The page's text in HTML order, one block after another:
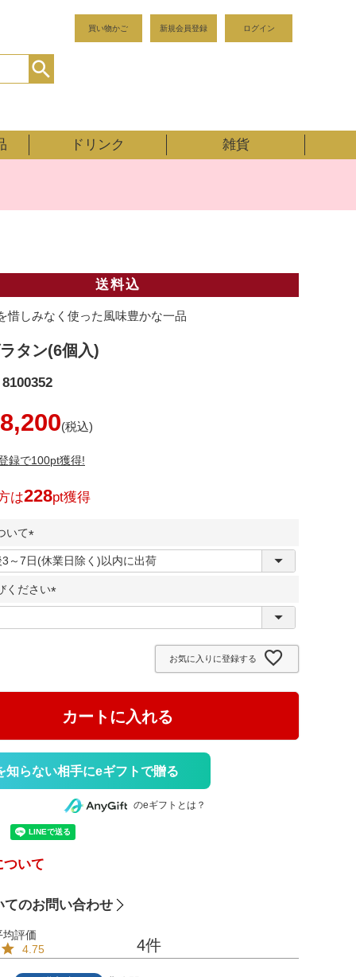
買い物かご 新規会員登録 ログイン
ドリンク 雑貨
送料込
惜しみなく使った風味豊かな一品
タン(6個入)
8100352
8,200
録で100pt獲得!
は228pt獲得
いて
(
必
須
)
ください
必
お気に入りに登録する
カートに入れる
知らない相手にeギフトで贈る
のeギフトとは？
ついて
てのお問い合わせ
4.75 4